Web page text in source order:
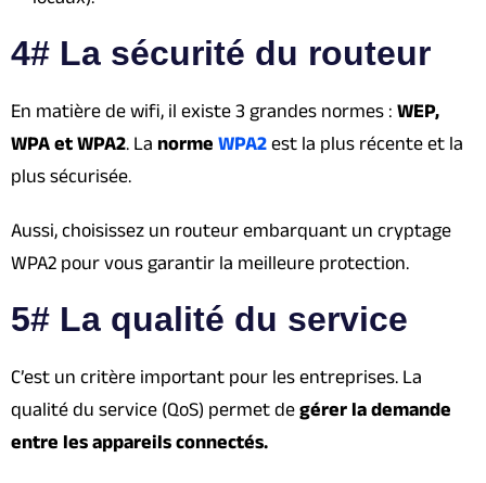
4# La sécurité du routeur
En matière de wifi, il existe 3 grandes normes : WEP,
WPA et WPA2. La norme WPA2 est la plus récente et la
plus sécurisée.
Aussi, choisissez un routeur embarquant un cryptage
WPA2 pour vous garantir la meilleure protection.
5# La qualité du service
C’est un critère important pour les entreprises. La
qualité du service (QoS) permet de gérer la demande
entre les appareils connectés.